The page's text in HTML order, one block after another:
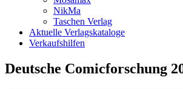
NikMa
Taschen Verlag
Aktuelle Verlagskataloge
Verkaufshilfen
Deutsche Comicforschung